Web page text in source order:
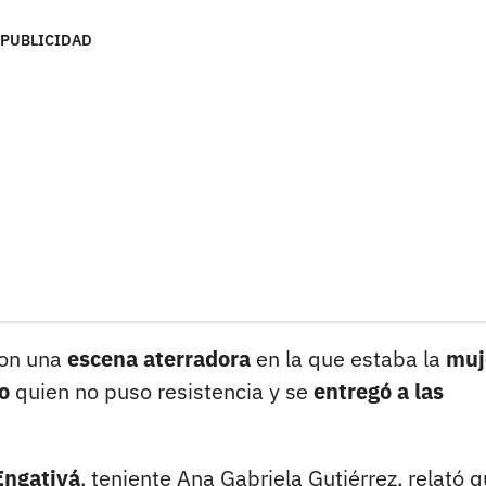
PUBLICIDAD
una escena aterradora en la que estaba la
quien no puso resistencia y se entregó a las
, teniente Ana Gabriela Gutiérrez, relató